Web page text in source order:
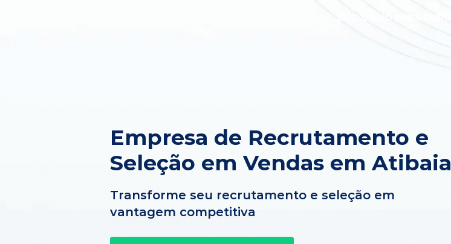
Empresa de Recrutamento e
Seleção em Vendas em Atibaia
Transforme seu recrutamento e seleção em
vantagem competitiva